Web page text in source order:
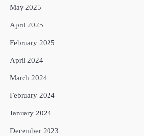
May 2025
April 2025
February 2025
April 2024
March 2024
February 2024
January 2024
December 2023